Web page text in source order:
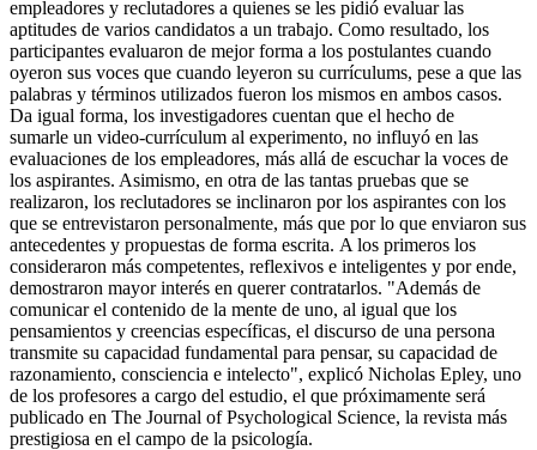
empleadores y reclutadores a quienes se les pidió evaluar las
aptitudes de varios candidatos a un trabajo. Como resultado, los
participantes evaluaron de mejor forma a los postulantes cuando
oyeron sus voces que cuando leyeron su currículums, pese a que las
palabras y términos utilizados fueron los mismos en ambos casos.
Da igual forma, los investigadores cuentan que el hecho de
sumarle un video-currículum al experimento, no influyó en las
evaluaciones de los empleadores, más allá de escuchar la voces de
los aspirantes. Asimismo, en otra de las tantas pruebas que se
realizaron, los reclutadores se inclinaron por los aspirantes con los
que se entrevistaron personalmente, más que por lo que enviaron sus
antecedentes y propuestas de forma escrita. A los primeros los
consideraron más competentes, reflexivos e inteligentes y por ende,
demostraron mayor interés en querer contratarlos. "Además de
comunicar el contenido de la mente de uno, al igual que los
pensamientos y creencias específicas, el discurso de una persona
transmite su capacidad fundamental para pensar, su capacidad de
razonamiento, consciencia e intelecto", explicó Nicholas Epley, uno
de los profesores a cargo del estudio, el que próximamente será
publicado en The Journal of Psychological Science, la revista más
prestigiosa en el campo de la psicología.